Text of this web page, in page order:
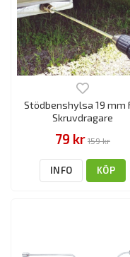
Stödbenshylsa 19 mm
Skruvdragare
79 kr 159 kr
INFO KÖP